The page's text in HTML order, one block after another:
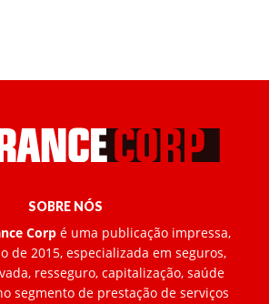
SOBRE NÓS
Corp é uma publicação impressa,
de 2015, especializada em seguros,
resseguro, capitalização, saúde
segmento de prestação de serviços